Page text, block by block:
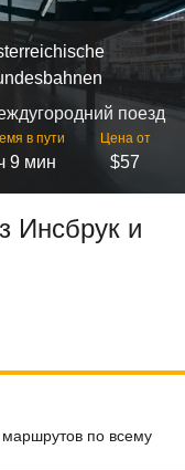
поезд
в пути
9 мин
Цена от
$57
Инсбрук и
по всему